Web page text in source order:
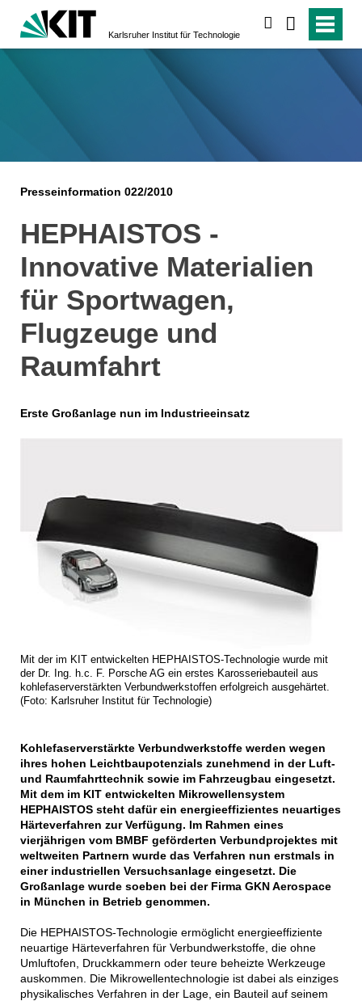
Karlsruher Institut für Technologie
Presseinformation 022/2010
HEPHAISTOS -
Innovative Materialien
für Sportwagen,
Flugzeuge und
Raumfahrt
Erste Großanlage nun im Industrieeinsatz
Mit der im KIT entwickelten HEPHAISTOS-Technologie wurde mit
der Dr. Ing. h.c. F. Porsche AG ein erstes Karosseriebauteil aus
kohlefaserverstärkten Verbundwerkstoffen erfolgreich ausgehärtet.
(Foto: Karlsruher Institut für Technologie)
Kohlefaserverstärkte Verbundwerkstoffe werden wegen
ihres hohen Leichtbaupotenzials zunehmend in der Luft-
und Raumfahrttechnik sowie im Fahrzeugbau eingesetzt.
Mit dem im KIT entwickelten Mikrowellensystem
HEPHAISTOS steht dafür ein energieeffizientes neuartiges
Härteverfahren zur Verfügung. Im Rahmen eines
vierjährigen vom BMBF geförderten Verbundprojektes mit
weltweiten Partnern wurde das Verfahren nun erstmals in
einer industriellen Versuchsanlage eingesetzt. Die
Großanlage wurde soeben bei der Firma GKN Aerospace
in München in Betrieb genommen.
Die HEPHAISTOS-Technologie ermöglicht energieeffiziente
neuartige Härteverfahren für Verbundwerkstoffe, die ohne
Umluftofen, Druckkammern oder teure beheizte Werkzeuge
auskommen. Die Mikrowellentechnologie ist dabei als einziges
physikalisches Verfahren in der Lage, ein Bauteil auf seinem